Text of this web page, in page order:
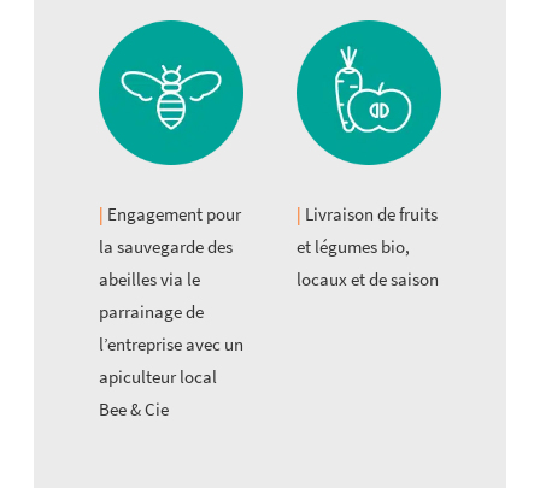
Engagement pour
la sauvegarde des
abeilles via le
parrainage de
l’entreprise avec un
apiculteur local
Bee & Cie
Livraison de fruits
et légumes bio,
locaux et de saison